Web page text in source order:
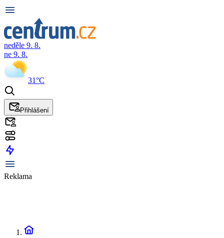
neděle 9. 8.
ne 9. 8.
31°C
Přihlášení
Reklama